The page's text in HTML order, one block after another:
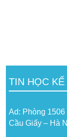
TIN HỌC
Ad: Phòng
Cầu Giấy – Hà